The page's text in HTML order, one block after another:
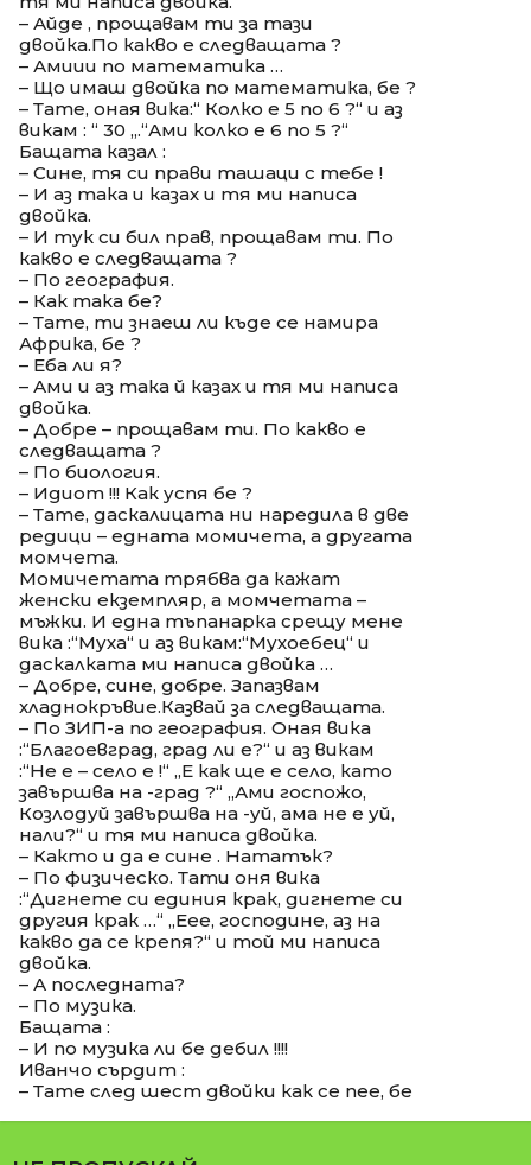
– Айде , прощавам ти за тази
двойка.По какво е следващата ?
– Амиии по математика …
– Що имаш двойка по математика, бе ?
– Тате, оная вика:“ Колко е 5 по 6 ?“ и аз
викам : “ 30 „.“Ами колко е 6 по 5 ?“
Бащата казал :
– Сине, тя си прави ташаци с тебе !
– И аз така и казах и тя ми написа
двойка.
– И тук си бил прав, прощавам ти. По
какво е следващата ?
– По география.
– Как така бе?
– Тате, ти знаеш ли къде се намира
Африка, бе ?
– Еба ли я?
– Ами и аз така й казах и тя ми написа
двойка.
– Добре – прощавам ти. По какво е
следващата ?
– По биология.
– Идиот !!! Как успя бе ?
– Тате, даскалицата ни наредила в две
редици – едната момичета, а другата
момчета.
Момичетата трябва да кажат
женски екземпляр, а момчетата –
мъжки. И една тъпанарка срещу мене
вика :“Муха“ и аз викам:“Мухоебец“ и
даскалката ми написа двойка …
– Добре, сине, добре. Запазвам
хладнокръвие.Казвай за следващата.
– По ЗИП-а по география. Оная вика
:“Благоевград, град ли е?“ и аз викам
:“Не е – село е !“ „Е как ще е село, като
завършва на -град ?“ „Ами госпожо,
Козлодуй завършва на -уй, ама не е уй,
нали?“ и тя ми написа двойка.
– Както и да е сине . Нататък?
– По физическо. Тати оня вика
:“Дигнете си единия крак, дигнете си
другия крак …“ „Еее, господине, аз на
какво да се крепя?“ и той ми написа
двойка.
– А последната?
– По музика.
Бащата :
– И по музика ли бе дебил !!!!
Иванчо сърдит :
– Тате след шест двойки как се пее, бе